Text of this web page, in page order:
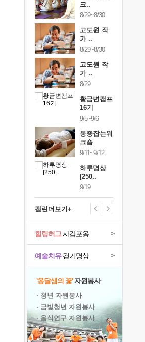
크..
8/29~8/30
고도원 작
가 ..
8/29~8/30
고도원 작
가 ..
8/29
황금변캠프
16기
9/5~9/6
통증잡는워
크숍
9/11~9/12
하루명상
[250..
9/19
캘린더보기+
예술치유걷기명상 >
힐링허그사감포옹 >
'옹달샘의 꽃'자원봉사
· 청년 자원봉사
· 금빛청년 자원봉사
· 음식연구 자원봉사